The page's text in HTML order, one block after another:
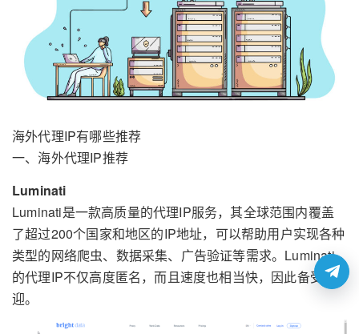
海外代理IP有哪些推荐
一、海外代理IP推荐
Luminati
Luminati是一款高质量的代理IP服务，其全球范围内覆盖
了超过200个国家和地区的IP地址，可以帮助用户实现各种
类型的网络爬虫、数据采集、广告验证等需求。Luminati
的代理IP不仅高度匿名，而且速度也相当快，因此备受欢
迎。